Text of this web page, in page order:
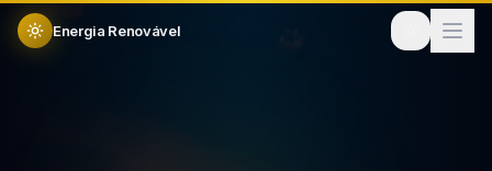
Energia Renovável